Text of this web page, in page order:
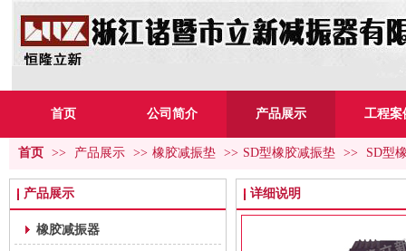
首页 公司简介 产品展示 工程案
首页 >> 产品展示 >> 橡胶减振垫 >> SD型橡胶减振垫 >> SD型
产品展示
橡胶减振器
详细说明